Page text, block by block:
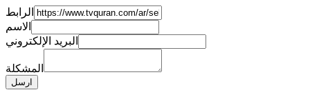
الرابط
الاسم
البريد الإلكتروني
المشكلة
ارسل